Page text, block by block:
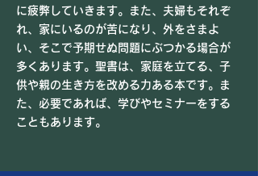
に疲弊していきます。また、夫婦もそれぞ
れ、家にいるのが苦になり、外をさまよ
い、そこで予期せぬ問題にぶつかる場合が
多くあります。聖書は、家庭を立てる、子
供や親の生き方を改める力ある本です。ま
た、必要であれば、学びやセミナーをする
こともあります。